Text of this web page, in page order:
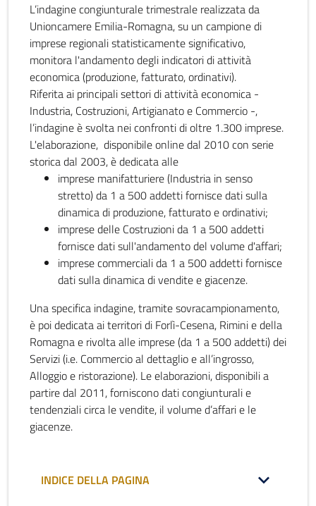
L’indagine congiunturale trimestrale realizzata da
Unioncamere Emilia-Romagna, su un campione di
imprese regionali statisticamente significativo,
monitora l'andamento degli indicatori di attività
economica (produzione, fatturato, ordinativi).
Riferita ai principali settori di attività economica -
Industria, Costruzioni, Artigianato e Commercio -,
l’indagine è svolta nei confronti di oltre 1.300 imprese.
L'elaborazione, disponibile online dal 2010 con serie
storica dal 2003, è dedicata alle
imprese manifatturiere (Industria in senso
stretto) da 1 a 500 addetti fornisce dati sulla
dinamica di produzione, fatturato e ordinativi;
imprese delle Costruzioni da 1 a 500 addetti
fornisce dati sull'andamento del volume d'affari;
imprese commerciali da 1 a 500 addetti fornisce
dati sulla dinamica di vendite e giacenze.
Una specifica indagine, tramite sovracampionamento,
è poi dedicata ai territori di Forlì-Cesena, Rimini e della
Romagna e rivolta alle imprese (da 1 a 500 addetti) dei
Servizi (i.e. Commercio al dettaglio e all’ingrosso,
Alloggio e ristorazione). Le elaborazioni, disponibili a
partire dal 2011, forniscono dati congiunturali e
tendenziali circa le vendite, il volume d’affari e le
giacenze.
INDICE DELLA PAGINA